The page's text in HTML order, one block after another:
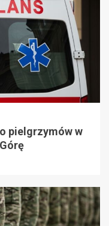
pielgrzymów w